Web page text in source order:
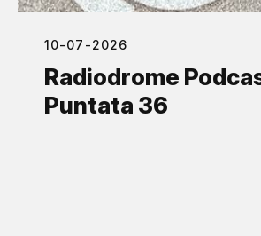
10-07-2026
Radiodrome
Puntata 36